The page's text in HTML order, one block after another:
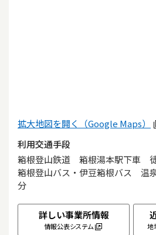
拡大地図を開く（Google Maps）
利用交通手段
箱根登山鉄道　箱根湯本駅下車　
箱根登山バス・伊豆箱根バス　温
分
詳しい事業所情報
情報公表システム 地